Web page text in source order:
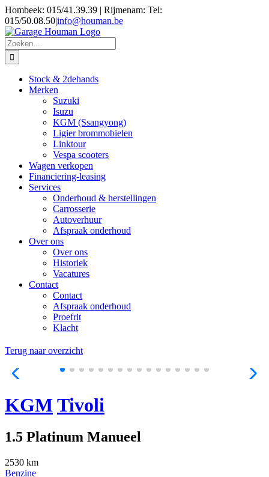
Skip
to
content
Hombeek: 015/41.39.39 | Rijmenam: Tel:
015/50.08.50|info@houman.be
Zoeken
naar:
Stock & 2dehands
Merken
Suzuki
Isuzu
KGM (Ssangyong)
Ligier brommobielen
Linktour
Vespa scooters
Wagen verkopen
Financiering-leasing
Services
Onderhoud & herstellingen
Carrosserie
Autoverhuur
Afspraak onderhoud
Over ons
Over ons
Historiek
Vacatures
Contact
Contact
Afspraak onderhoud
Proefrit
Klacht
Terug naar overzicht
KGMTivoli
1.5 Platinum Manueel
2530 km
Benzine